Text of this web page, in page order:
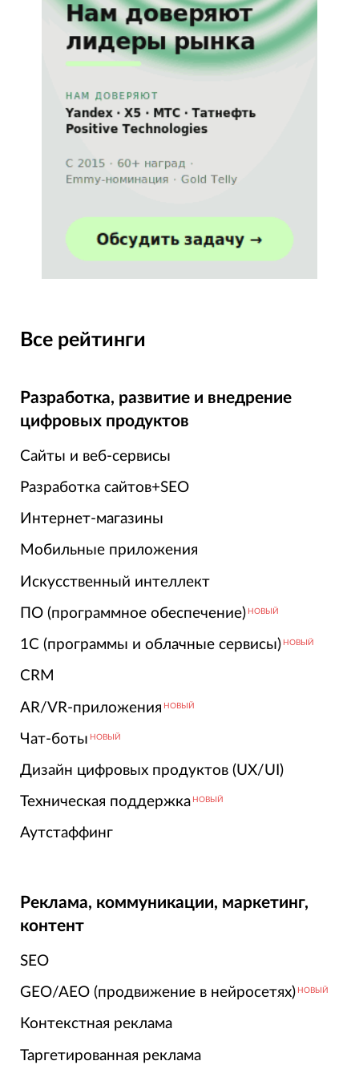
Все рейтинги
Разработка, развитие и внедрение
цифровых продуктов
Сайты и веб-сервисы
Разработка сайтов+SEO
Интернет-магазины
Мобильные приложения
Искусственный интеллект
ПО (программное обеспечение) НОВЫЙ
1С (программы и облачные сервисы) НОВЫЙ
CRM
AR/VR-приложения НОВЫЙ
Чат-боты НОВЫЙ
Дизайн цифровых продуктов (UX/UI)
Техническая поддержка НОВЫЙ
Аутстаффинг
Реклама, коммуникации, маркетинг,
контент
SEO
GEO/AEO (продвижение в нейросетях) НОВЫЙ
Контекстная реклама
Таргетированная реклама